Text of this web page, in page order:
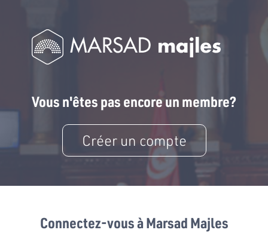
Vous n'êtes pas encore un membre?
Créer un compte
Connectez-vous à Marsad Majles